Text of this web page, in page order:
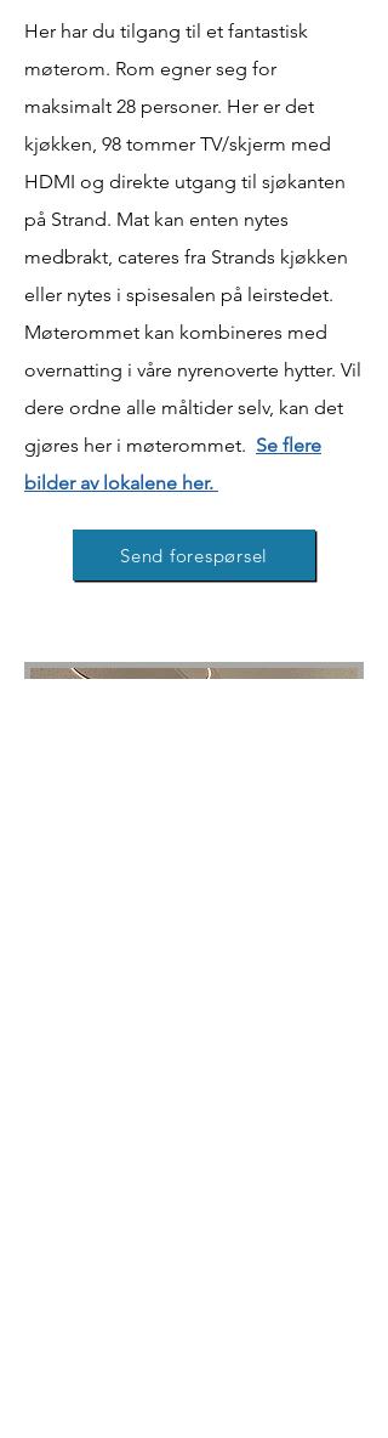
Her har du tilgang til et fantastisk
møterom. Rom egner seg for
maksimalt 28 personer. Her er det
kjøkken, 98 tommer TV/skjerm med
HDMI og direkte utgang til sjøkanten
på Strand. Mat kan enten nytes
medbrakt, cateres fra Strands kjøkken
eller nytes i spisesalen på leirstedet.
Møterommet kan kombineres med
overnatting i våre nyrenoverte hytter. Vil
dere ordne alle måltider selv, kan det
gjøres her i møterommet. Se flere
bilder av lokalene her.
Send forespørsel